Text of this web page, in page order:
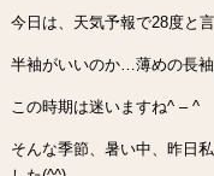
今日は、天気予報で28度と
半袖がいいのか…薄めの長
この時期は迷いますね^ – ^
そんな季節、暑い中、昨日